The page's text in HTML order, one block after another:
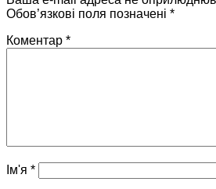
Обов’язкові поля позначені *
Коментар *
Ім'я *